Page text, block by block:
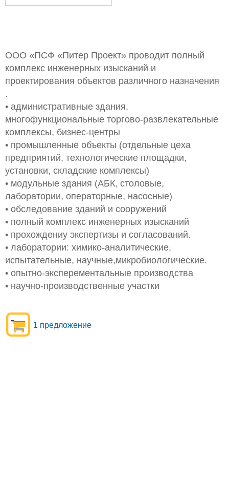
ООО «ПСФ «Питер Проект» проводит полный
комплекс инженерных изысканий и
проектирования объектов различного назначения
.
• административные здания,
многофункциональные торгово-развлекательные
комплексы, бизнес-центры
• промышленные объекты (отдельные цеха
предприятий, технологические площадки,
установки, складские комплексы)
• модульные здания (АБК, столовые,
лаборатории, операторные, насосные)
• обследование зданий и сооружений
• полный комплекс инженерных изысканий
• прохождениу экспертизы и согласований.
• лаборатории: химико-аналитические,
испытательные, научные,микробиологические.
• опытно-эксперементальные производства
• научно-производственные участки
1 предложение